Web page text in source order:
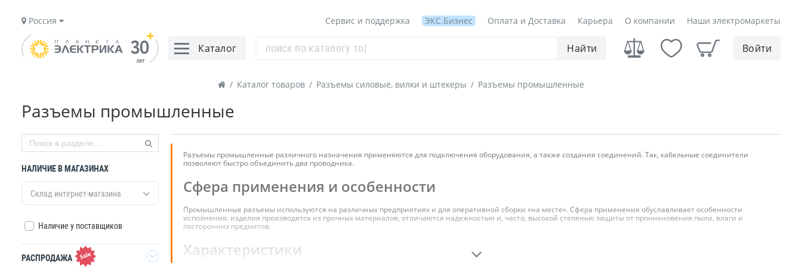
Россия Сервис и поддержка ЭКС.Бизнес Оплата и Доставка Карьера О компании Наши электромаркеты
Каталог Найти Войти
/ Каталог товаров / Разъемы силовые, вилки и штекеры / Разъемы промышленные
Разъемы промышленные
Разъемы промышленные различного назначения применяются для подключения оборудования, а также создания соединений. Так, кабельные соединители
позволяют быстро объединить два проводника.
Сфера применения и особенности
Промышленные разъемы используются на различных предприятиях и для оперативной сборки «на месте». Сфера применения обуславливает особенности
исполнения: изделия производятся из прочных материалов, отличаются надежностью и, часто, высокой степенью защиты от проникновения пыли, влаги и
посторонних предметов.
Характеристики
НАЛИЧИЕ В МАГАЗИНАХ
Склад интернет-магазина
Наличие у поставщиков
РАСПРОДАЖА